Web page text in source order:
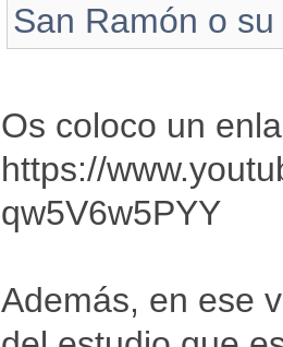
San Ramón o
Os coloco un
https://
qw5V6w5PYY
Además, en ese